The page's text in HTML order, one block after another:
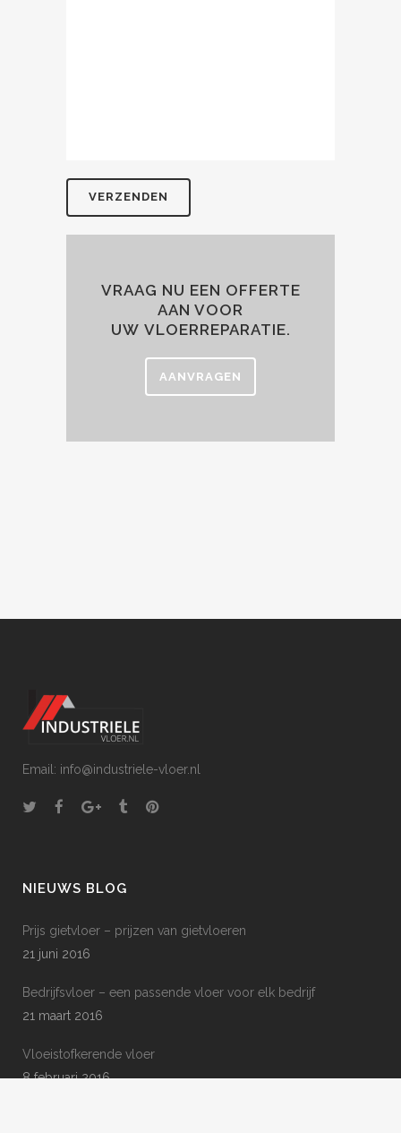
VRAAG NU EEN OFFERTE
AAN VOOR
UW VLOERREPARATIE.
AANVRAGEN
Email: info@industriele-vloer.nl
NIEUWS BLOG
Prijs gietvloer – prijzen van gietvloeren
21 juni 2016
Bedrijfsvloer – een passende vloer voor elk bedrijf
21 maart 2016
Vloeistofkerende vloer
8 februari 2016